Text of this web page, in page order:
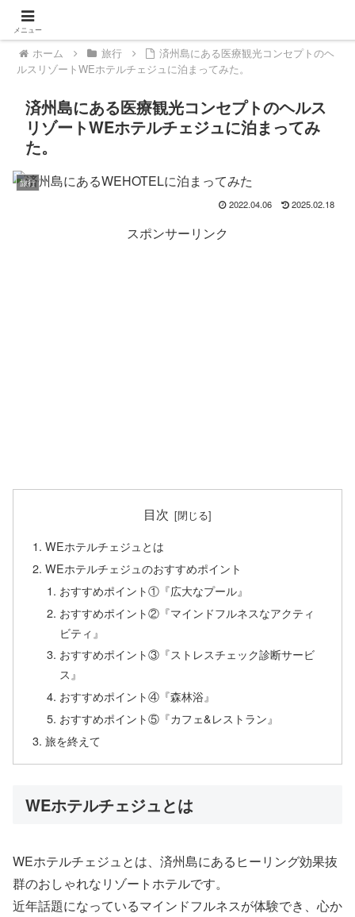
ホーム 旅行
済州島にある医療観光コンセプトのヘ
ルスリゾートWEホテルチェジュに泊まってみた。
済州島にある医療観光コンセプトのヘルス
リゾートWEホテルチェジュに泊まってみ
た。
旅行
2022.04.06 2025.02.18
スポンサーリンク
目次
WEホテルチェジュとは
WEホテルチェジュのおすすめポイント
おすすめポイント①『広大なプール』
おすすめポイント②『マインドフルネスなアクティ
ビティ』
おすすめポイント③『ストレスチェック診断サービ
ス』
おすすめポイント④『森林浴』
おすすめポイント⑤『カフェ&レストラン』
旅を終えて
WEホテルチェジュとは
WEホテルチェジュとは、済州島にあるヒーリング効果抜
群のおしゃれなリゾートホテルです。
近年話題になっているマインドフルネスが体験でき、心か
メニュー